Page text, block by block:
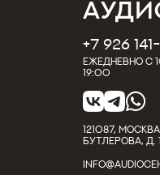
за
•
•
+7 926
Ежедневно с
19:00
121087,
БУТЛЕРОВА, Д.